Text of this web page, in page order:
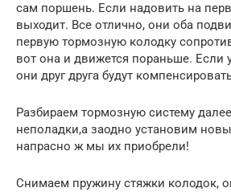
сам поршень. Если надовить на
выходит. Все отлично, они оба
первую тормозную колодку
вот она и движется пораньше. Если
они друг друга будут
Разбираем тормозную систему
неполадки,а заодно установим
напрасно ж мы их приобрели!
Снимаем пружину стяжки колодок,